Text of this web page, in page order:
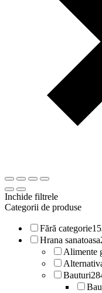
Inchide filtrele
Categorii de produse
Fără categorie
Hrana sanatoasa
Alimente
Bauturi